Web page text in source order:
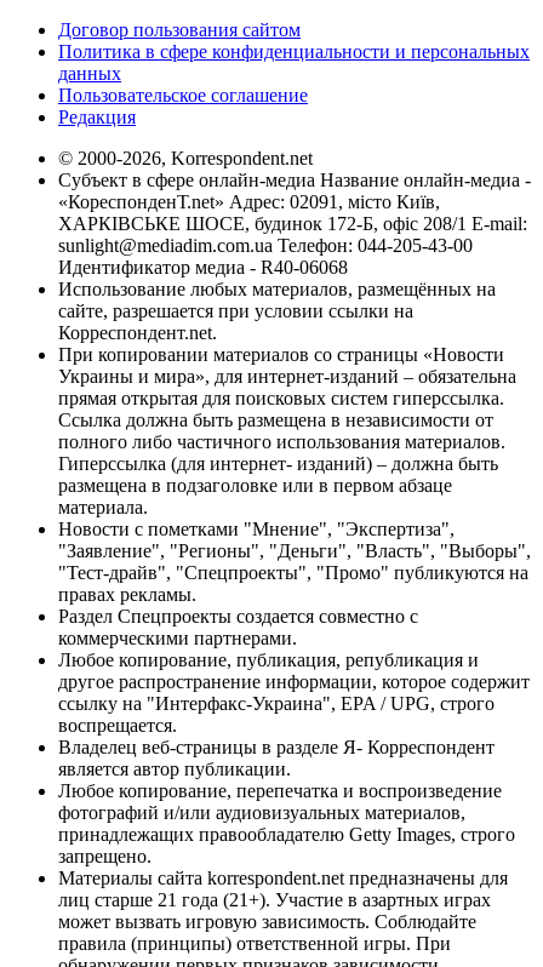
Договор пользования сайтом
Политика в сфере конфиденциальности и персональных
данных
Пользовательское соглашение
Редакция
© 2000-2026, Korrespondent.net
Субъект в сфере онлайн-медиа Название онлайн-медиа -
«КореспонденТ.net» Адрес: 02091, місто Київ,
ХАРКІВСЬКЕ ШОСЕ, будинок 172-Б, офіс 208/1 E-mail:
sunlight@mediadim.com.ua Телефон: 044-205-43-00
Идентификатор медиа - R40-06068
Использование любых материалов, размещённых на
сайте, разрешается при условии ссылки на
Корреспондент.net.
При копировании материалов со страницы «Новости
Украины и мира», для интернет-изданий – обязательна
прямая открытая для поисковых систем гиперссылка.
Ссылка должна быть размещена в независимости от
полного либо частичного использования материалов.
Гиперссылка (для интернет- изданий) – должна быть
размещена в подзаголовке или в первом абзаце
материала.
Новости с пометками "Мнение", "Экспертиза",
"Заявление", "Регионы", "Деньги", "Власть", "Выборы",
"Тест-драйв", "Спецпроекты", "Промо" публикуются на
правах рекламы.
Раздел Спецпроекты создается совместно с
коммерческими партнерами.
Любое копирование, публикация, републикация и
другое распространение информации, которое содержит
ссылку на "Интерфакс-Украина", EPA / UPG, строго
воспрещается.
Владелец веб-страницы в разделе Я- Корреспондент
является автор публикации.
Любое копирование, перепечатка и воспроизведение
фотографий и/или аудиовизуальных материалов,
принадлежащих правообладателю Getty Images, строго
запрещено.
Материалы сайта korrespondent.net предназначены для
лиц старше 21 года (21+). Участие в азартных играх
может вызвать игровую зависимость. Соблюдайте
правила (принципы) ответственной игры. При